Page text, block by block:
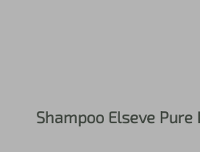
Shampoo Elseve